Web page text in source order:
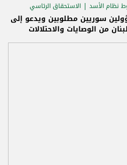
نظام الأسد الاستحقاق الرئاسي
سوريين مطلوبين ويدعو إلى
من الوصايات والاحتلالات